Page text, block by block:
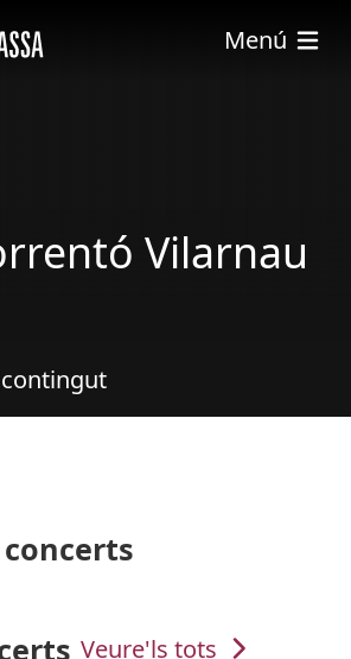
Menú
Vilarnau
Veure'ls tots